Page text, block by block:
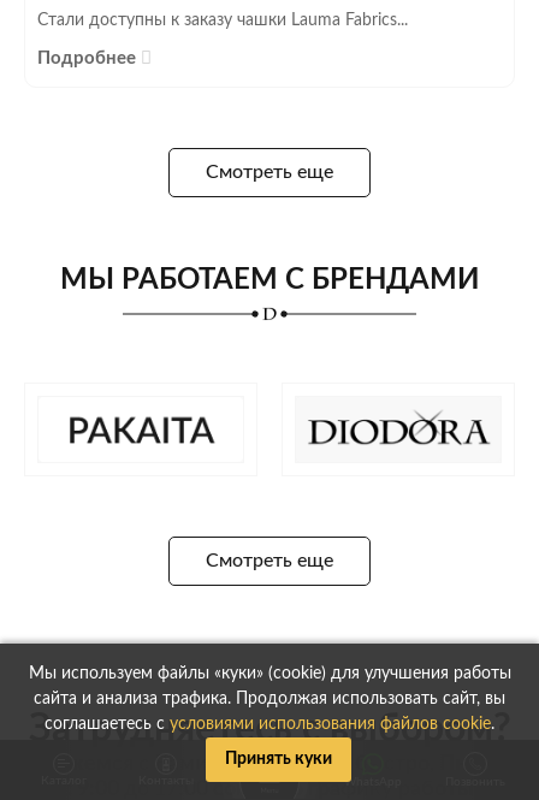
WhatsApp
Стали доступны к заказу чашки Lauma Fabrics...
Подробнее
Смотреть еще
МЫ РАБОТАЕМ С БРЕНДАМИ
Смотреть еще
Затрудняетесь с выбором?
Свяжемся с Вами максимально быстро, Пн.-Пт.
с 9:00 до 17:00 согласно графику работы!
Мы используем файлы «куки» (cookie) для улучшения работы
сайта и анализа трафика. Продолжая использовать сайт, вы
соглашаетесь с условиями использования файлов cookie.
Принять куки